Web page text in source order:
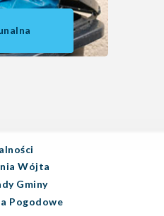
Wójta
Gminy
Pogodowe